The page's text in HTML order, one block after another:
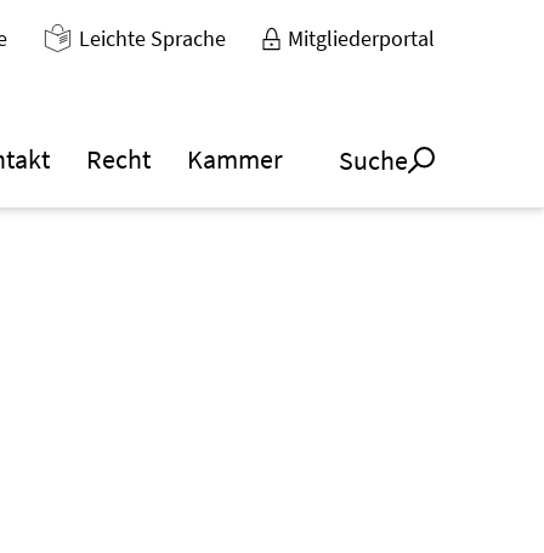
Leichte Sprache Mitgliederportal
Recht Kammer Suche